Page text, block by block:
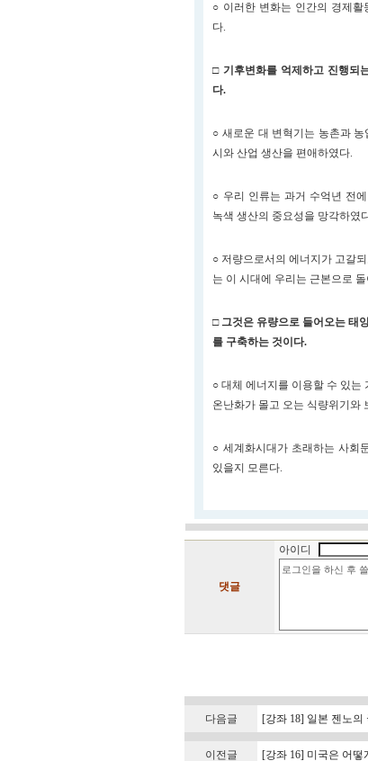
○ 이러한 변화는 인간의 경제활
다.
□ 기후변화를 억제하고 진행되
다.
○ 새로운 대 변혁기는 농촌과
시와 산업 생산을 편애하였다.
○ 우리 인류는 과거 수억년 전
녹색 생산의 중요성을 망각하였
○ 저량으로서의 에너지가 고갈
는 이 시대에 우리는 근본으로
□ 그것은 유량으로 들어오는 태
를 구축하는 것이다.
○ 대체 에너지를 이용할 수 있는
온난화가 몰고 오는 식량위기와
○ 세계화시대가 초래하는 사회
있을지 모른다.
댓글
아이디
다음글 [강좌 18] 일본 젠노
이전글 [강좌 16] 미국은 어떻